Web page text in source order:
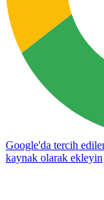
Google'da tercih
kaynak olarak ekleyin